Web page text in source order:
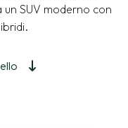
SUV moderno con